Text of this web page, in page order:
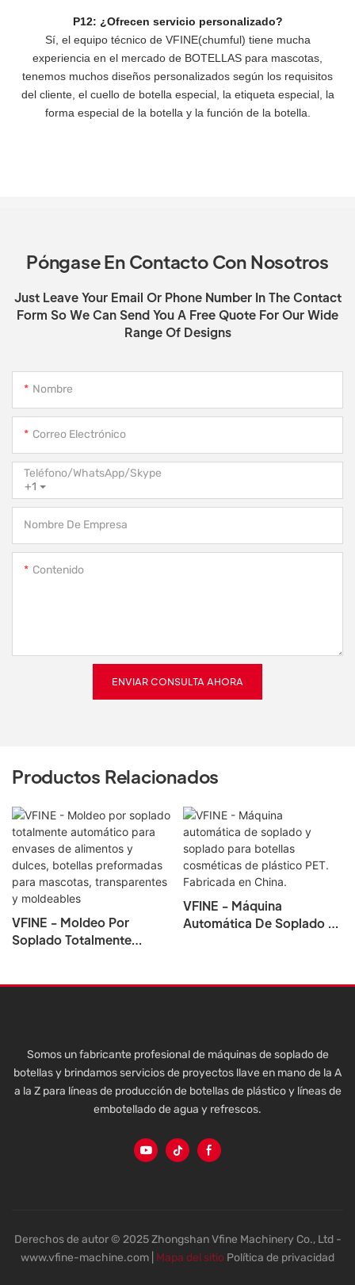
P12: ¿Ofrecen servicio personalizado?
Sí, el equipo técnico de VFINE(chumful) tiene mucha
experiencia en el mercado de BOTELLAS para mascotas,
tenemos muchos diseños personalizados según los requisitos
del cliente, el cuello de botella especial, la etiqueta especial, la
forma especial de la botella y la función de la botella.
Póngase En Contacto Con Nosotros
Just Leave Your Email Or Phone Number In The Contact
Form So We Can Send You A Free Quote For Our Wide
Range Of Designs
Nombre
Correo Electrónico
+1
Teléfono/WhatsApp/Skype
Nombre De Empresa
Contenido
ENVIAR CONSULTA AHORA
Productos Relacionados
VFINE - Moldeo Por
Soplado Totalmente
VFINE - Máquina
Automática De Soplado Y
Somos un fabricante profesional de máquinas de soplado de
botellas y brindamos servicios de proyectos llave en mano de la A
a la Z para líneas de producción de botellas de plástico y líneas de
embotellado de agua y refrescos.
Derechos de autor © 2025 Zhongshan Vfine Machinery Co., Ltd -
www.vfine-machine.com | Mapa del sitio Política de privacidad